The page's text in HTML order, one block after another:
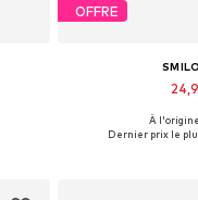
OFFRE
Tailles
À
Dernier prix le